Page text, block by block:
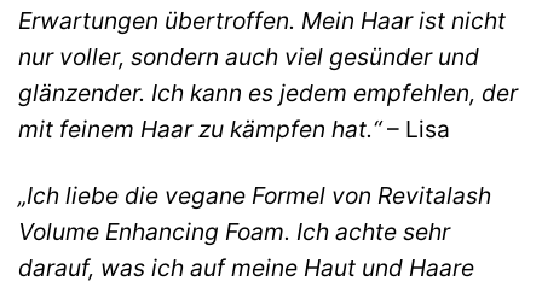
Erwartungen übertroffen. Mein Haar ist nicht
nur voller, sondern auch viel gesünder und
glänzender. Ich kann es jedem empfehlen, der
mit feinem Haar zu kämpfen hat.“– Lisa
„Ich liebe die vegane Formel von Revitalash
Volume Enhancing Foam. Ich achte sehr
darauf, was ich auf meine Haut und Haare